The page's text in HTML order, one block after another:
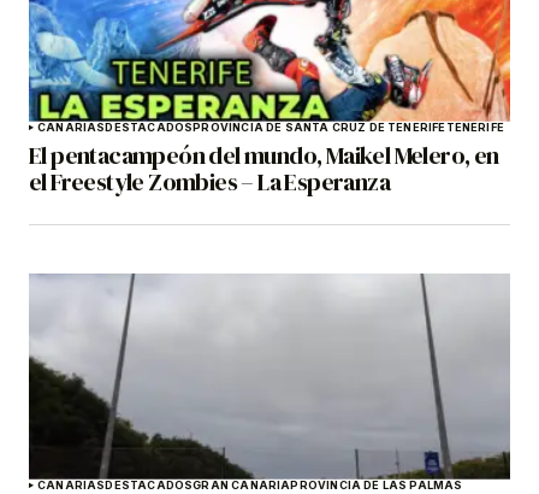
CANARIASDESTACADOSPROVINCIA DE SANTA CRUZ DE TENERIFETENERIFE
El pentacampeón del mundo, Maikel Melero, en
el Freestyle Zombies – La Esperanza
CANARIASDESTACADOSGRAN CANARIAPROVINCIA DE LAS PALMAS